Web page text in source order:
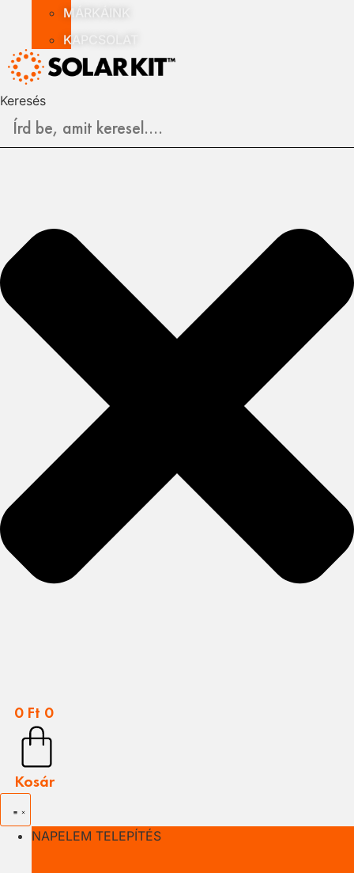
MÁRKÁINK
KAPCSOLAT
Keresés
0 Ft 0
Kosár
NAPELEM TELEPÍTÉS